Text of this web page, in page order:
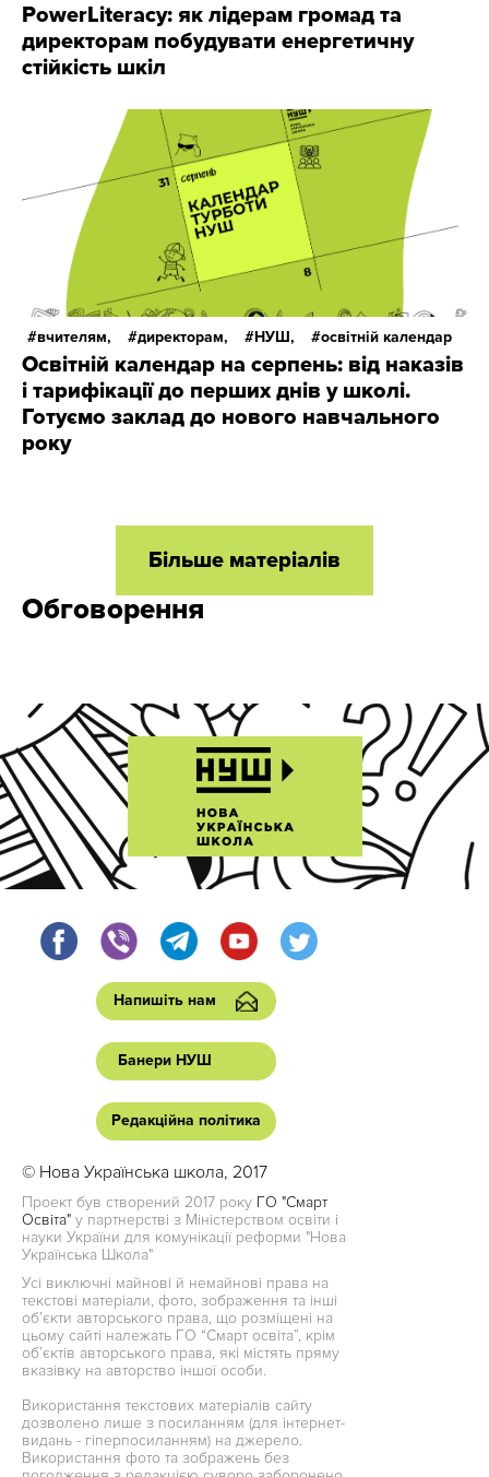
PowerLiteracy: як лідерам громад та
директорам побудувати енергетичну
стійкість шкіл
вчителям, директорам, НУШ, освітній календар
Освітній календар на серпень: від наказів
і тарифікації до перших днів у школі.
Готуємо заклад до нового навчального
року
Більше матеріалів
Обговорення
Напишіть нам
Банери НУШ
Редакційна політика
© Нова Українська школа, 2017
Проект був створений 2017 року ГО "Смарт
Освіта" у партнерстві з Міністерством освіти і
науки України для комунікації реформи "Нова
Українська Школа"
Усі виключні майнові й немайнові права на
текстові матеріали, фото, зображення та інші
об’єкти авторського права, що розміщені на
цьому сайті належать ГО “Смарт освіта”, крім
об’єктів авторського права, які містять пряму
вказівку на авторство іншої особи.
Використання текстових матеріалів сайту
дозволено лише з посиланням (для інтернет-
видань - гіперпосиланням) на джерело.
Використання фото та зображень без